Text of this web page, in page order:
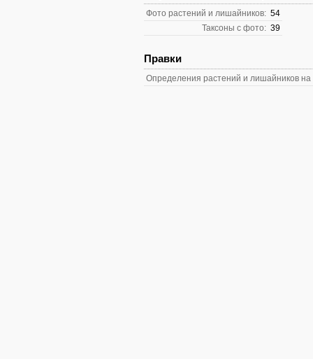
Фото растений и лишайников: 54
Таксоны с фото: 39
Правки
Определения растений и лишайников